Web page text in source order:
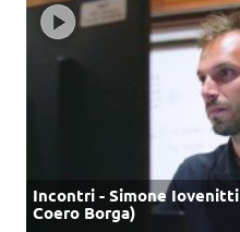
Incontri - Simone
Coero Borga)